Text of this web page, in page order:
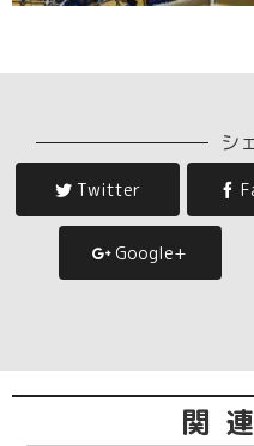
シ
Twitter
Google+
関